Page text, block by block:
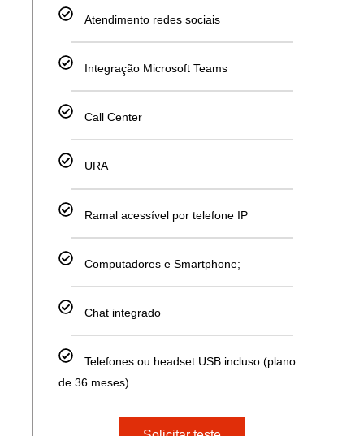
Atendimento redes sociais
Integração Microsoft Teams
Call Center
URA
Ramal acessível por telefone IP
Computadores e Smartphone;
Chat integrado
Telefones ou headset USB incluso (plano
de 36 meses)